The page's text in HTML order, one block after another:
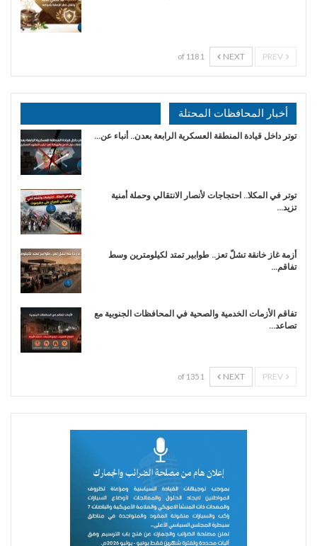
NEXT
1 of 118
أخبار المحافظات المحتلة
توتر داخل قيادة المنطقة العسكرية الرابعة بعدن.. أنباء عن…
توتر في المكلا.. احتجاجات لأنصار الانتقالي وحملة أمنية
تزيد…
أزمة غاز خانقة تشلّ تعز.. طوابير تمتد لكيلومترين وسط
تفاقم…
تفاقم الأزمات الخدمية والصحية في المحافظات الجنوبية مع
تصاعد…
NEXT
1 of 135